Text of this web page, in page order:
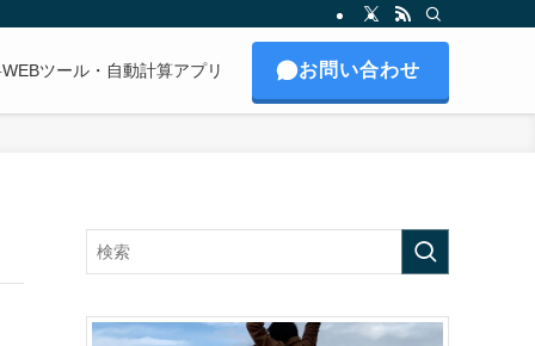
ツール・自動計算アプリ お問い合わせ